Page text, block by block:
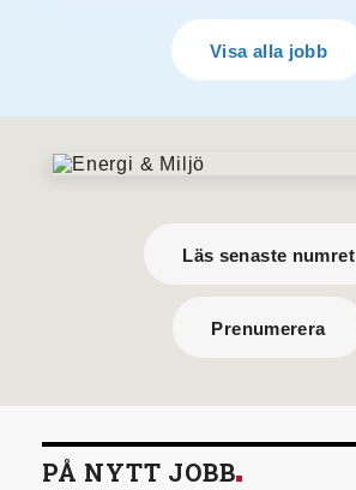
Visa alla jobb
Läs senaste numret
Prenumerera
PÅ NYTT JOBB